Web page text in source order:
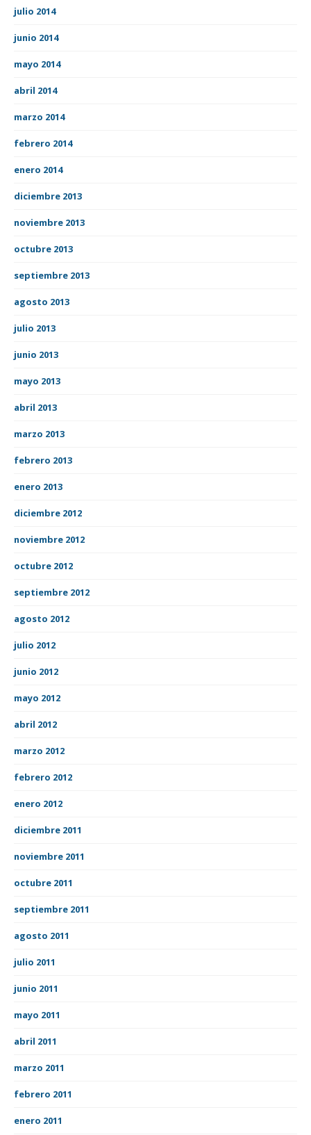
julio 2014
junio 2014
mayo 2014
abril 2014
marzo 2014
febrero 2014
enero 2014
diciembre 2013
noviembre 2013
octubre 2013
septiembre 2013
agosto 2013
julio 2013
junio 2013
mayo 2013
abril 2013
marzo 2013
febrero 2013
enero 2013
diciembre 2012
noviembre 2012
octubre 2012
septiembre 2012
agosto 2012
julio 2012
junio 2012
mayo 2012
abril 2012
marzo 2012
febrero 2012
enero 2012
diciembre 2011
noviembre 2011
octubre 2011
septiembre 2011
agosto 2011
julio 2011
junio 2011
mayo 2011
abril 2011
marzo 2011
febrero 2011
enero 2011